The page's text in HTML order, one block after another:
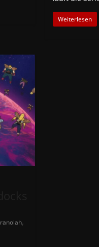
Weiterlesen
,